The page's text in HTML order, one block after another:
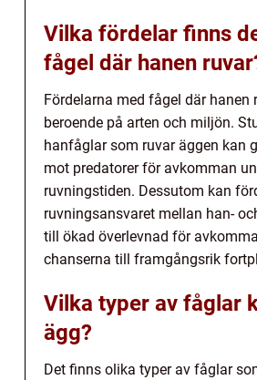
Vilka fördelar finns
fågel där hanen
Fördelarna med fågel där hanen
beroende på arten och miljön.
hanfåglar som ruvar äggen kan
mot predatorer för avkomman
ruvningstiden. Dessutom kan
ruvningsansvaret mellan han-
till ökad överlevnad för
chanserna till framgångsrik
Vilka typer av fåglar
ägg?
Det finns olika typer av fåglar